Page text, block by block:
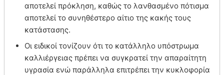
αποτελεί πρόκληση, καθώς το λανθασμένο πότισμα
αποτελεί το συνηθέστερο αίτιο της κακής τους
κατάστασης.
Οι ειδικοί τονίζουν ότι το κατάλληλο υπόστρωμα
καλλιέργειας πρέπει να συγκρατεί την απαραίτητη
υγρασία ενώ παράλληλα επιτρέπει την κυκλοφορία